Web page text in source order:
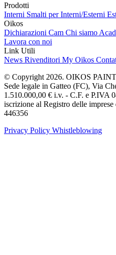
Prodotti
Interni Smalti per Interni/Esterni
Oikos
Dichiarazioni Cam Chi siamo
Lavora con noi
Link Utili
News Rivenditori My Oikos
© Copyright 2026. OIKOS
Sede legale in Gatteo (FC), Via
1.510.000,00 € i.v. - C.F. e P.IVA
iscrizione al Registro delle
446356
Privacy Policy Whistleblowing